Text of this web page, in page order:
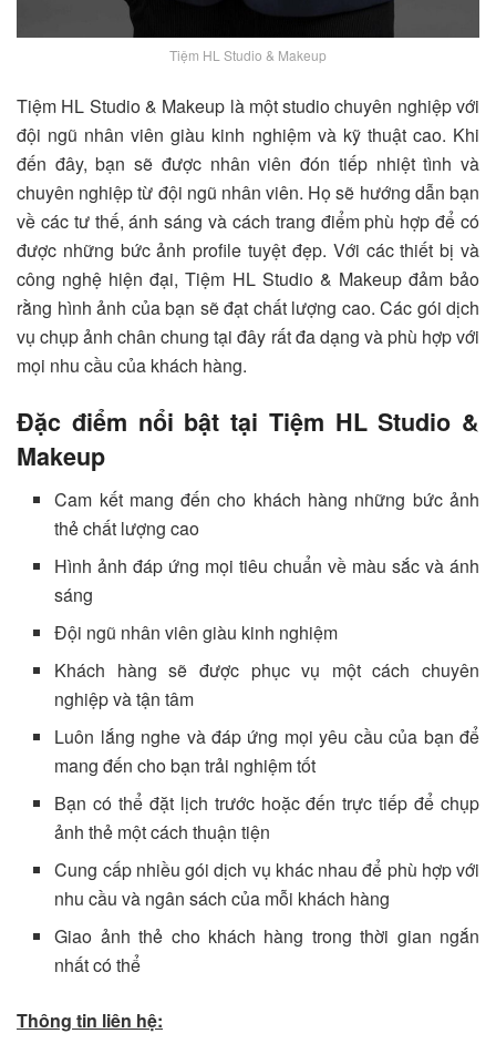
Tiệm HL Studio & Makeup
Tiệm HL Studio & Makeup là một studio chuyên nghiệp với
đội ngũ nhân viên giàu kinh nghiệm và kỹ thuật cao. Khi
đến đây, bạn sẽ được nhân viên đón tiếp nhiệt tình và
chuyên nghiệp từ đội ngũ nhân viên. Họ sẽ hướng dẫn bạn
về các tư thế, ánh sáng và cách trang điểm phù hợp để có
được những bức ảnh profile tuyệt đẹp. Với các thiết bị và
công nghệ hiện đại,Tiệm HL Studio & Makeupđảm bảo
rằng hình ảnh của bạn sẽ đạt chất lượng cao. Các gói dịch
vụ chụp ảnh chân chung tại đây rất đa dạng và phù hợp với
mọi nhu cầu của khách hàng.
Đặc điểm nổi bật tại Tiệm HL Studio &
Makeup
Cam kết mang đến cho khách hàng những bức ảnh
thẻ chất lượng cao
Hình ảnh đáp ứng mọi tiêu chuẩn về màu sắc và ánh
sáng
Đội ngũ nhân viên giàu kinh nghiệm
Khách hàng sẽ được phục vụ một cách chuyên
nghiệp và tận tâm
Luôn lắng nghe và đáp ứng mọi yêu cầu của bạn để
mang đến cho bạn trải nghiệm tốt
Bạn có thể đặt lịch trước hoặc đến trực tiếp để chụp
ảnh thẻ một cách thuận tiện
Cung cấp nhiều gói dịch vụ khác nhau để phù hợp với
nhu cầu và ngân sách của mỗi khách hàng
Giao ảnh thẻ cho khách hàng trong thời gian ngắn
nhất có thể
Thông tin liên hệ: